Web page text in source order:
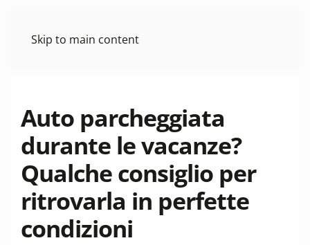
Skip to main content
Auto parcheggiata
durante le vacanze?
Qualche consiglio per
ritrovarla in perfette
condizioni